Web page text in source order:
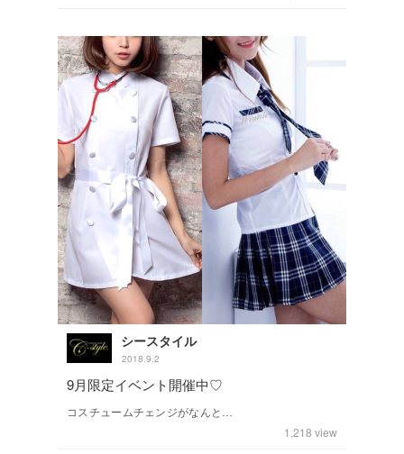
シースタイル
2018.9.2
9月限定イベント開催中♡
コスチュームチェンジがなんと…
1,218 view